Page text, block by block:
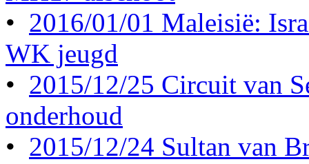
• 2016/01/01 Maleisië:
WK jeugd
• 2015/12/25 Circuit van
onderhoud
• 2015/12/24 Sultan van